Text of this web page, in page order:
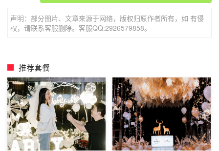
求婚需要准备什么2、求婚戒指
场求婚，阳光直射到钻石戒指上，美好神圣的场面让驻足的
路人为你加油呐喊。
声明：部分图片、文章来源于网络，版权归原作者所有，如 有侵
权，请联系客服删除。客服QQ:2926579858。
推荐套餐